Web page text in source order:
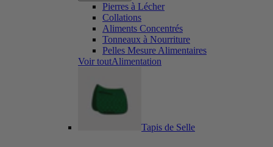
Pierres à Lécher
Collations
Aliments Concentrés
Tonneaux à Nourriture
Pelles Mesure Alimentaires
Voir toutAlimentation
Tapis de Selle